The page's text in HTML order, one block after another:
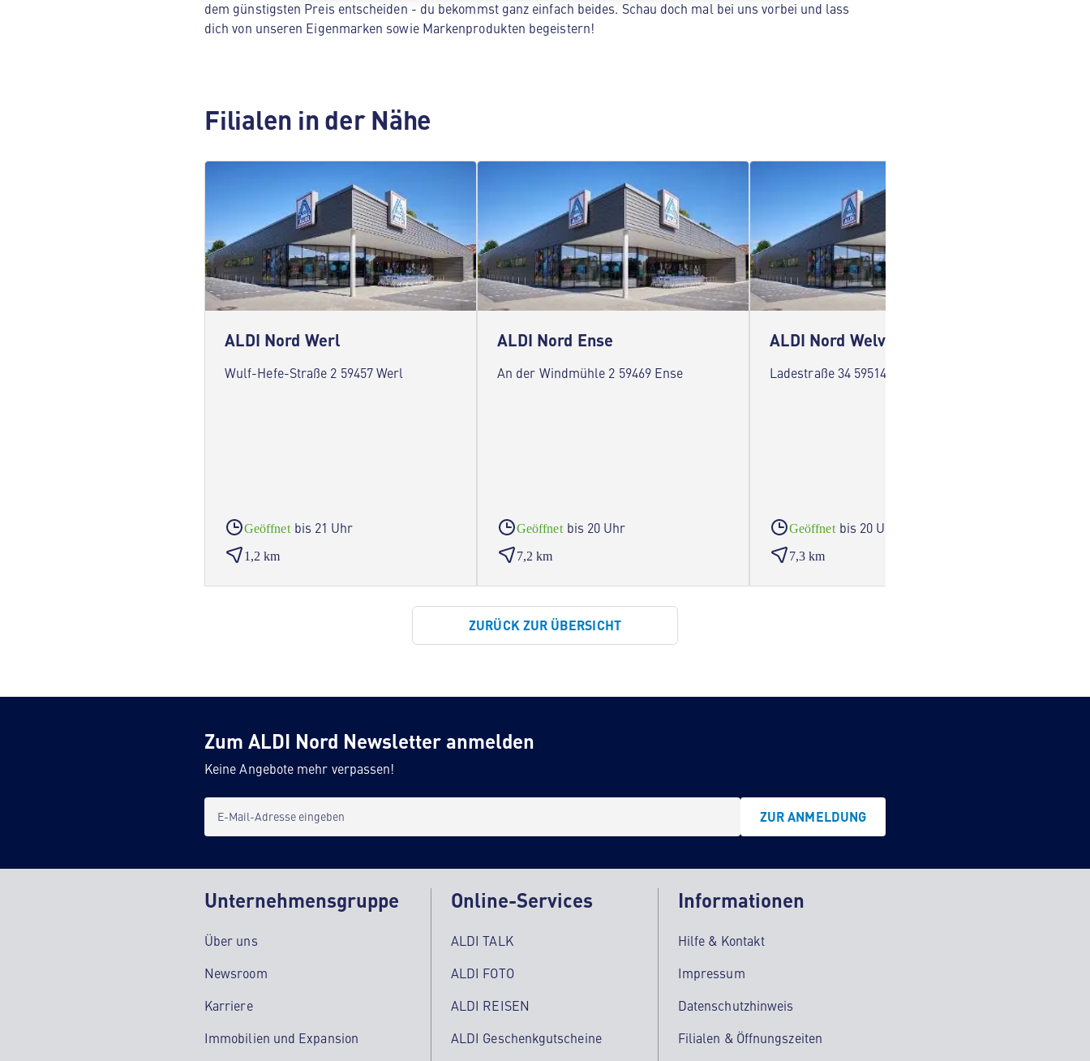
dem günstigsten Preis entscheiden - du bekommst ganz einfach beides. Schau doch mal bei uns vorbei und lass
dich von unseren Eigenmarken sowie Markenprodukten begeistern!
Filialen in der Nähe
ALDI Nord Werl
Wulf-Hefe-Straße 2 59457 Werl
Geöffnet bis 21 Uhr
1,2 km
ALDI Nord Ense
An der Windmühle 2 59469 Ense
Geöffnet bis 20 Uhr
7,2 km
ALDI Nord Welver
Ladestraße 34 59514 Welver
Geöffnet bis 20 Uhr
7,3 km
ZURÜCK ZUR ÜBERSICHT
Zum ALDI Nord Newsletter anmelden
Keine Angebote mehr verpassen!
E-Mail-Adresse eingeben ZUR ANMELDUNG
Unternehmensgruppe
Über uns
Newsroom
Karriere
Immobilien und Expansion
Online-Services
ALDI TALK
ALDI FOTO
ALDI REISEN
ALDI Geschenkgutscheine
Informationen
Hilfe & Kontakt
Impressum
Datenschutzhinweis
Filialen & Öffnungszeiten